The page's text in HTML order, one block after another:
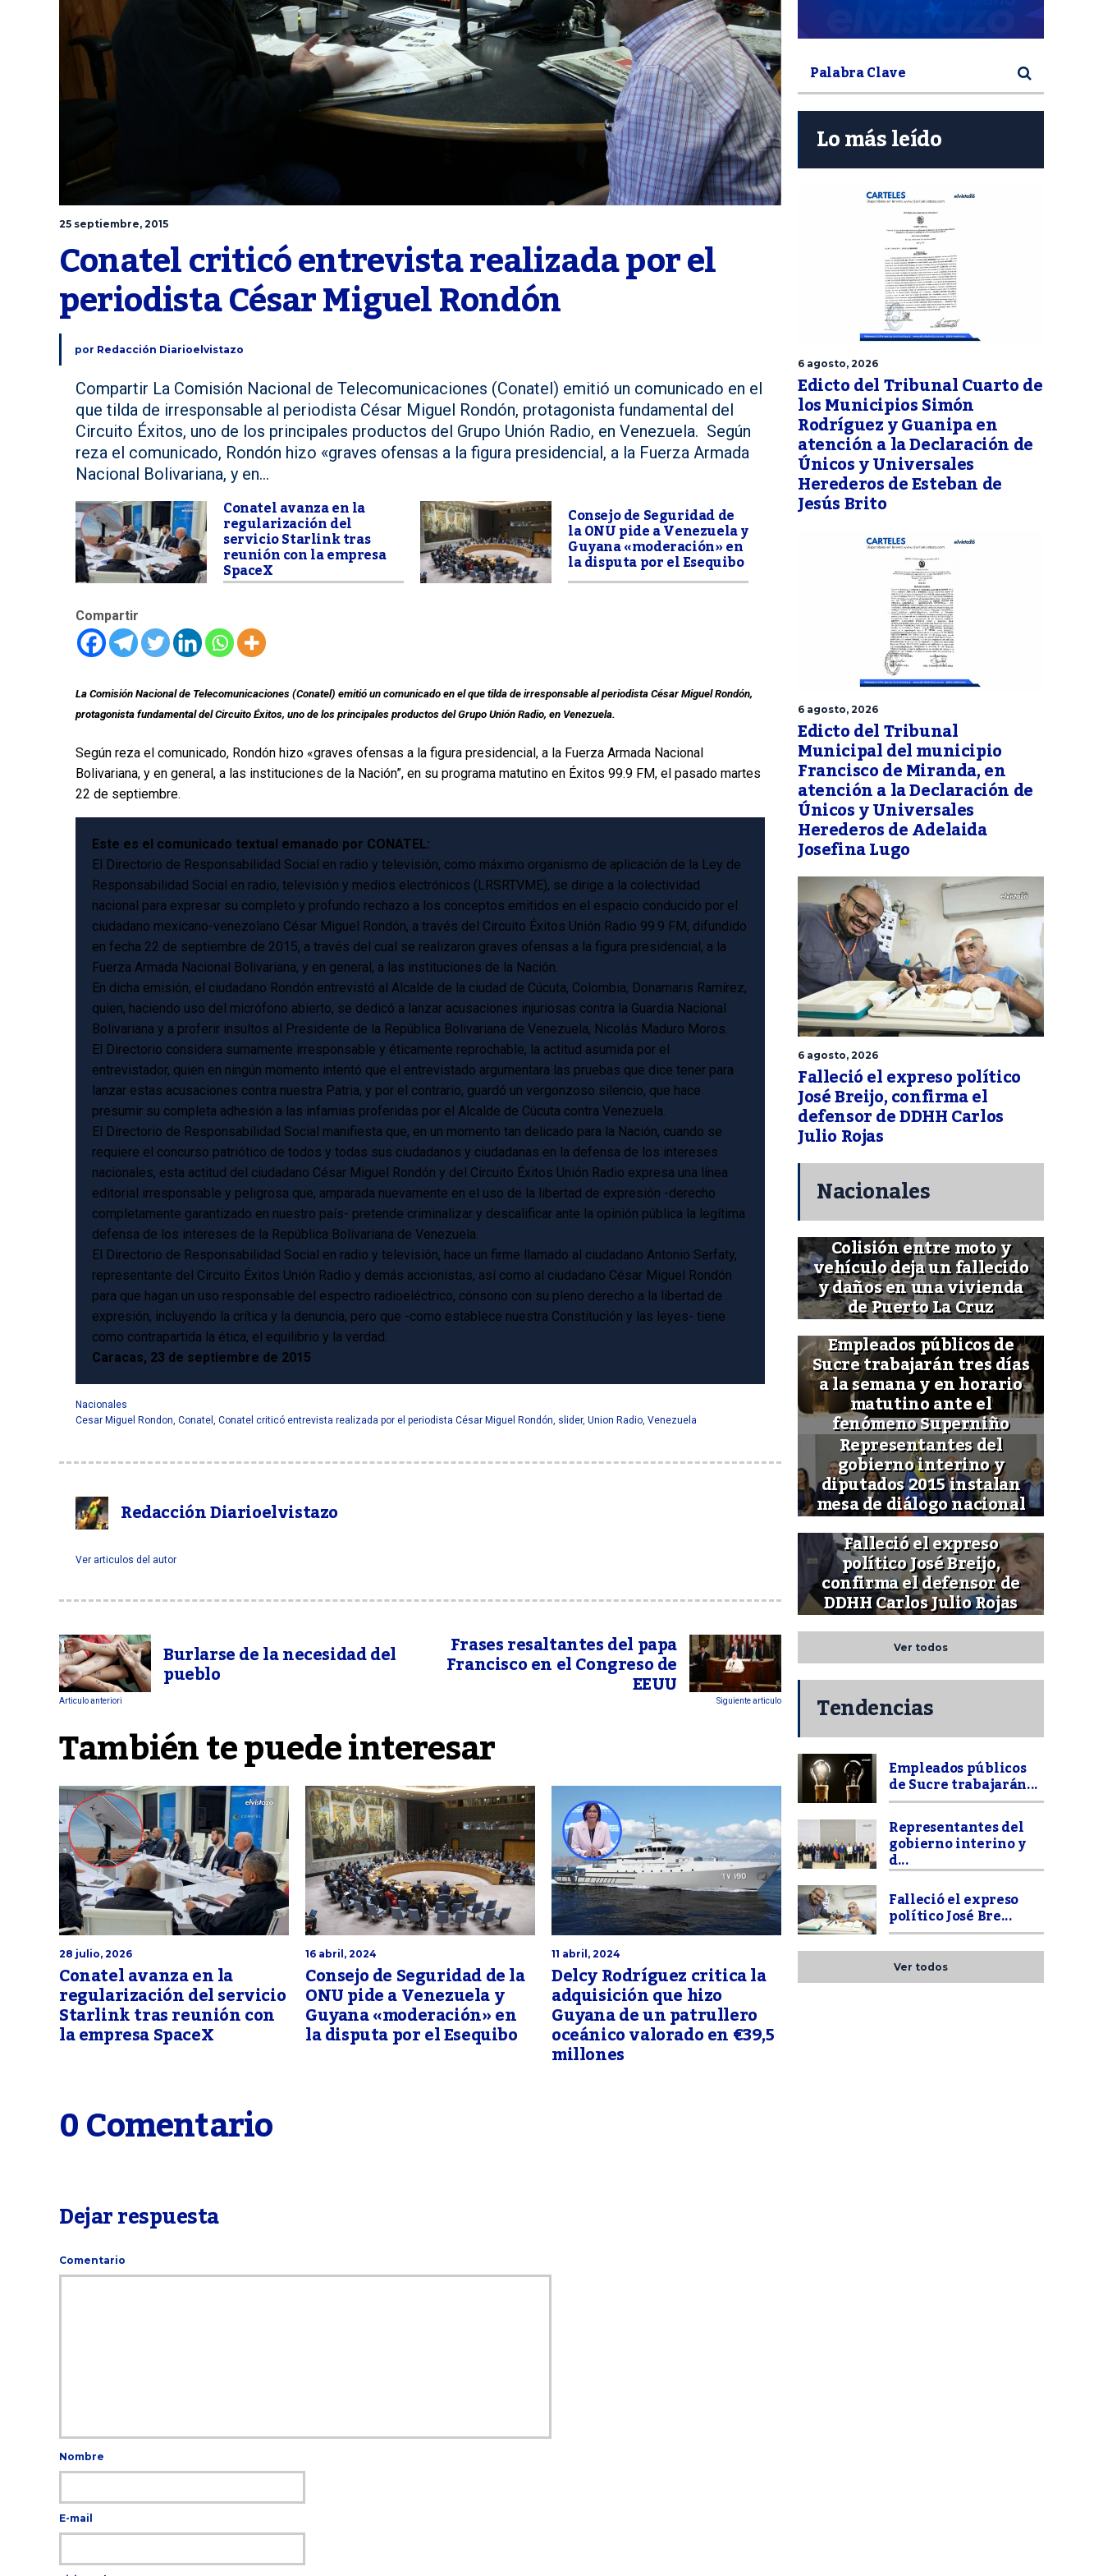
25 septiembre, 2015
Conatel criticó entrevista realizada por el
periodista César Miguel Rondón
por Redacción Diarioelvistazo
Compartir La Comisión Nacional de Telecomunicaciones (Conatel) emitió un comunicado en el
que tilda de irresponsable al periodista César Miguel Rondón, protagonista fundamental del
Circuito Éxitos, uno de los principales productos del Grupo Unión Radio, en Venezuela. Según
reza el comunicado, Rondón hizo «graves ofensas a la figura presidencial, a la Fuerza Armada
Nacional Bolivariana, y en...
Conatel avanza en la
regularización del
servicio Starlink tras
reunión con la empresa
SpaceX
Consejo de Seguridad de
la ONU pide a Venezuela y
Guyana «moderación» en
la disputa por el Esequibo
Compartir
La Comisión Nacional de Telecomunicaciones (Conatel) emitió un comunicado en el que tilda de irresponsable al periodista César Miguel Rondón,
protagonista fundamental del Circuito Éxitos, uno de los principales productos del Grupo Unión Radio, en Venezuela.
Según reza el comunicado, Rondón hizo «graves ofensas a la figura presidencial, a la Fuerza Armada Nacional
Bolivariana, y en general, a las instituciones de la Nación”, en su programa matutino en Éxitos 99.9 FM, el pasado martes
22 de septiembre.
Este es el comunicado textual emanado por CONATEL:
El Directorio de Responsabilidad Social en radio y televisión, como máximo organismo de aplicación de la Ley de
Responsabilidad Social en radio, televisión y medios electrónicos (LRSRTVME), se dirige a la colectividad
nacional para expresar su completo y profundo rechazo a los conceptos emitidos en el espacio conducido por el
ciudadano mexicano-venezolano César Miguel Rondón, a través del Circuito Éxitos Unión Radio 99.9 FM, difundido
en fecha 22 de septiembre de 2015, a través del cual se realizaron graves ofensas a la figura presidencial, a la
Fuerza Armada Nacional Bolivariana, y en general, a las instituciones de la Nación.
En dicha emisión, el ciudadano Rondón entrevistó al Alcalde de la ciudad de Cúcuta, Colombia, Donamaris Ramírez,
quien, haciendo uso del micrófono abierto, se dedicó a lanzar acusaciones injuriosas contra la Guardia Nacional
Bolivariana y a proferir insultos al Presidente de la República Bolivariana de Venezuela, Nicolás Maduro Moros.
El Directorio considera sumamente irresponsable y éticamente reprochable, la actitud asumida por el
entrevistador, quien en ningún momento intentó que el entrevistado argumentara las pruebas que dice tener para
lanzar estas acusaciones contra nuestra Patria, y por el contrario, guardó un vergonzoso silencio, que hace
presumir su completa adhesión a las infamias proferidas por el Alcalde de Cúcuta contra Venezuela.
El Directorio de Responsabilidad Social manifiesta que, en un momento tan delicado para la Nación, cuando se
requiere el concurso patriótico de todos y todas sus ciudadanos y ciudadanas en la defensa de los intereses
nacionales, esta actitud del ciudadano César Miguel Rondón y del Circuito Éxitos Unión Radio expresa una línea
editorial irresponsable y peligrosa que, amparada nuevamente en el uso de la libertad de expresión -derecho
completamente garantizado en nuestro país- pretende criminalizar y descalificar ante la opinión pública la legítima
defensa de los intereses de la República Bolivariana de Venezuela.
El Directorio de Responsabilidad Social en radio y televisión, hace un firme llamado al ciudadano Antonio Serfaty,
representante del Circuito Éxitos Unión Radio y demás accionistas, así como al ciudadano César Miguel Rondón
para que hagan un uso responsable del espectro radioeléctrico, cónsono con su pleno derecho a la libertad de
expresión, incluyendo la crítica y la denuncia, pero que -como establece nuestra Constitución y las leyes- tiene
como contrapartida la ética, el equilibrio y la verdad.
Caracas, 23 de septiembre de 2015
Nacionales
Cesar Miguel Rondon, Conatel , Conatel criticó entrevista realizada por el periodista César Miguel Rondón, slider, Union Radio, Venezuela
Redacción Diarioelvistazo
Ver articulos del autor
Burlarse de la necesidad del
pueblo
Articulo anteriori
Frases resaltantes del papa
Francisco en el Congreso de
EEUU Siguiente articulo
También te puede interesar
28 julio, 2026
Conatel avanza en la
regularización del servicio
Starlink tras reunión con
la empresa SpaceX
16 abril, 2024
Consejo de Seguridad de la
ONU pide a Venezuela y
Guyana «moderación» en
la disputa por el Esequibo
11 abril, 2024
Delcy Rodríguez critica la
adquisición que hizo
Guyana de un patrullero
oceánico valorado en €39,5
millones
0 Comentario
Dejar respuesta
Comentario
Nombre
E-mail
Lo más leído
6 agosto, 2026
Edicto del Tribunal Cuarto de
los Municipios Simón
Rodríguez y Guanipa en
atención a la Declaración de
Únicos y Universales
Herederos de Esteban de
Jesús Brito
6 agosto, 2026
Edicto del Tribunal
Municipal del municipio
Francisco de Miranda, en
atención a la Declaración de
Únicos y Universales
Herederos de Adelaida
Josefina Lugo
6 agosto, 2026
Falleció el expreso político
José Breijo, confirma el
defensor de DDHH Carlos
Julio Rojas
Nacionales
Colisión entre moto y
vehículo deja un fallecido
y daños en una vivienda
de Puerto La Cruz
Empleados públicos de
Sucre trabajarán tres días
a la semana y en horario
matutino ante el
fenómeno Superniño
Representantes del
gobierno interino y
diputados 2015 instalan
mesa de diálogo nacional
Falleció el expreso
político José Breijo,
confirma el defensor de
DDHH Carlos Julio Rojas
Ver todos
Tendencias
Empleados públicos
de Sucre trabajarán...
Representantes del
gobierno interino y
d...
Falleció el expreso
político José Bre...
Ver todos